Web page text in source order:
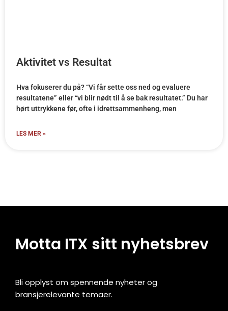
Aktivitet vs Resultat
Hva fokuserer du på? “Vi får sette oss ned og evaluere
resultatene” eller “vi blir nødt til å se bak resultatet.” Du har
hørt uttrykkene før, ofte i idrettsammenheng, men
LES MER »
Motta ITX sitt nyhetsbrev
Bli opplyst om spennende nyheter og
bransjerelevante temaer.